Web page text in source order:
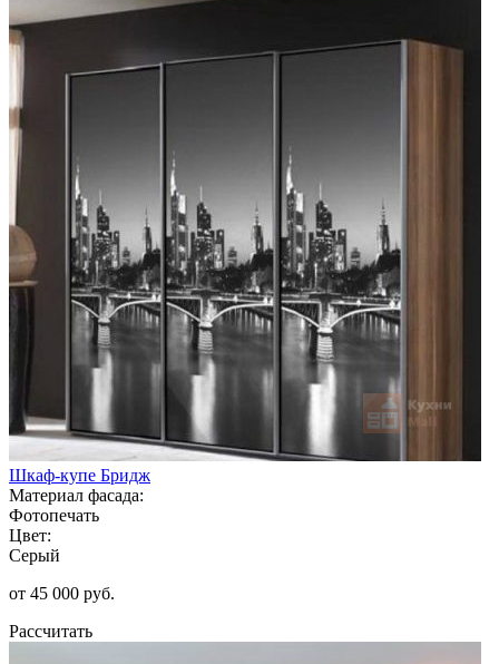
Шкаф-купе Бридж
Материал фасада:
Фотопечать
Цвет:
Серый
от 45 000 руб.
Рассчитать